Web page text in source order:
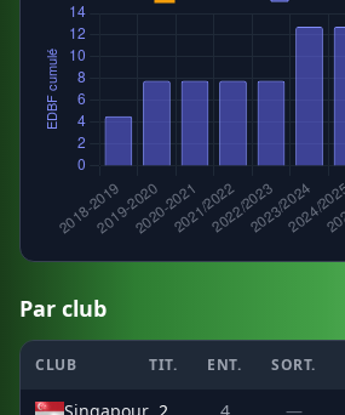
Par club
CLUB TIT. ENT. SORT.